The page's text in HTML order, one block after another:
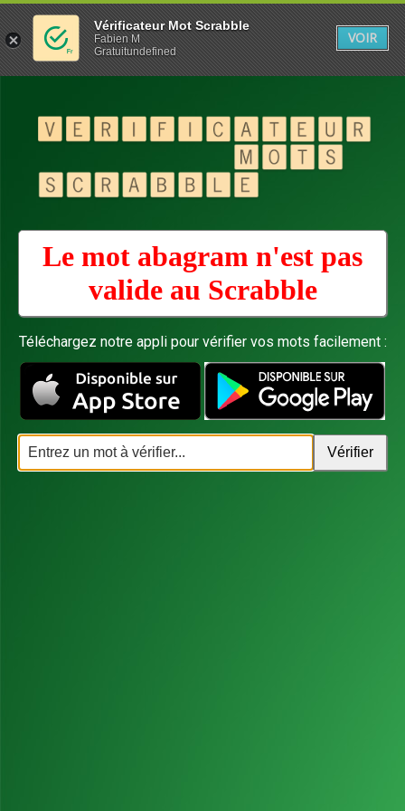
Le mot abagram n'est pas
valide au Scrabble
Téléchargez notre appli pour vérifier vos mots facilement :
Vérificateur Mot Scrabble
Fabien M
Gratuitundefined
VOIR